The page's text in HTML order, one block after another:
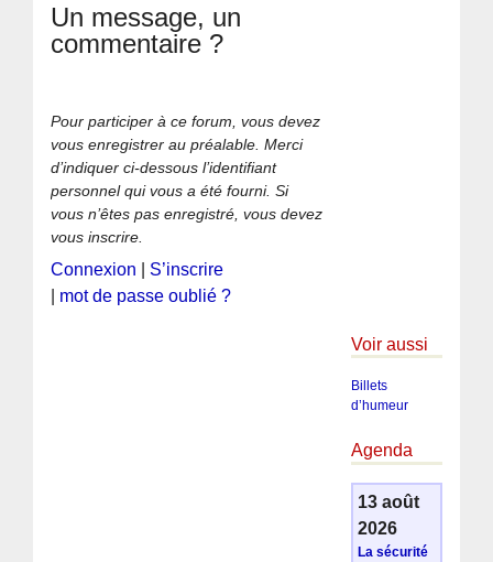
Un message, un
commentaire ?
Pour participer à ce forum, vous devez
vous enregistrer au préalable. Merci
d’indiquer ci-dessous l’identifiant
personnel qui vous a été fourni. Si
vous n’êtes pas enregistré, vous devez
vous inscrire.
Connexion
S’inscrire
mot de passe oublié ?
Voir aussi
Billets
d’humeur
Agenda
13 août
2026
La sécurité